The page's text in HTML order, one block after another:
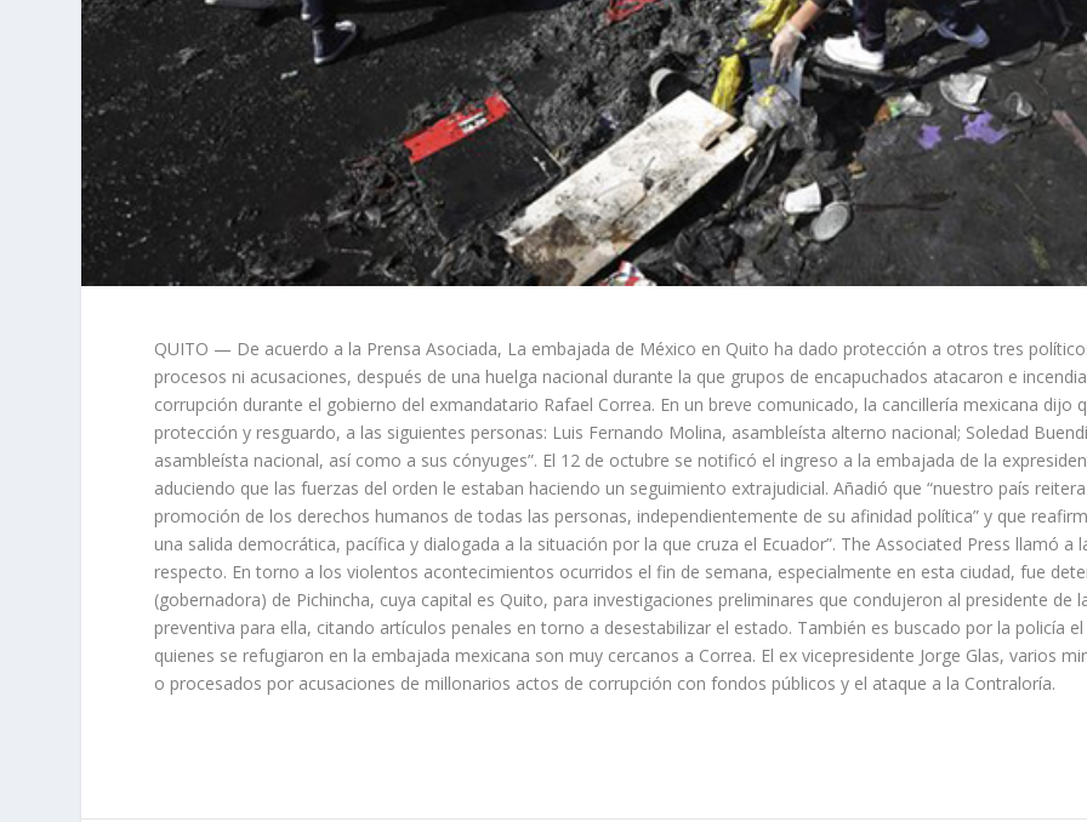
QUITO — De acuerdo a la Prensa Asociada, La embajada de México en Quito ha dado protección a otros tres
procesos ni acusaciones, después de una huelga nacional durante la que grupos de encapuchados atacaron e
corrupción durante el gobierno del exmandatario Rafael Correa. En un breve comunicado, la cancillería mexicana dijo
protección y resguardo, a las siguientes personas: Luis Fernando Molina, asambleísta alterno nacional; Soledad
asambleísta nacional, así como a sus cónyuges”. El 12 de octubre se notificó el ingreso a la embajada de la
aduciendo que las fuerzas del orden le estaban haciendo un seguimiento extrajudicial. Añadió que “nuestro país
promoción de los derechos humanos de todas las personas, independientemente de su afinidad política” y que
una salida democrática, pacífica y dialogada a la situación por la que cruza el Ecuador”. The Associated Press llamó
respecto. En torno a los violentos acontecimientos ocurridos el fin de semana, especialmente en esta ciudad, fue
(gobernadora) de Pichincha, cuya capital es Quito, para investigaciones preliminares que condujeron al presidente de
preventiva para ella, citando artículos penales en torno a desestabilizar el estado. También es buscado por la policía
quienes se refugiaron en la embajada mexicana son muy cercanos a Correa. El ex vicepresidente Jorge Glas, varios
o procesados por acusaciones de millonarios actos de corrupción con fondos públicos y el ataque a la Contraloría.